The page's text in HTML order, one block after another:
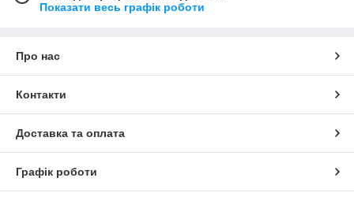
Показати весь графік роботи
Про нас
Контакти
Доставка та оплата
Графік роботи